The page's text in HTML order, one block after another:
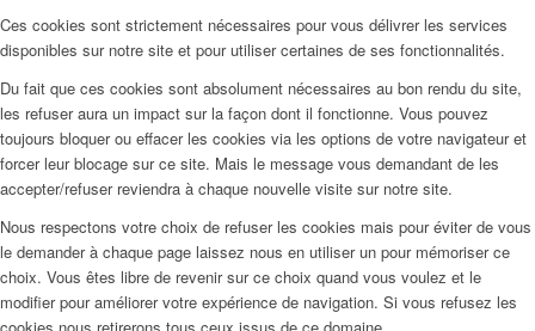
Ces cookies sont strictement nécessaires pour vous délivrer les services
disponibles sur notre site et pour utiliser certaines de ses fonctionnalités.
Du fait que ces cookies sont absolument nécessaires au bon rendu du site,
les refuser aura un impact sur la façon dont il fonctionne. Vous pouvez
toujours bloquer ou effacer les cookies via les options de votre navigateur et
forcer leur blocage sur ce site. Mais le message vous demandant de les
accepter/refuser reviendra à chaque nouvelle visite sur notre site.
Nous respectons votre choix de refuser les cookies mais pour éviter de vous
le demander à chaque page laissez nous en utiliser un pour mémoriser ce
choix. Vous êtes libre de revenir sur ce choix quand vous voulez et le
modifier pour améliorer votre expérience de navigation. Si vous refusez les